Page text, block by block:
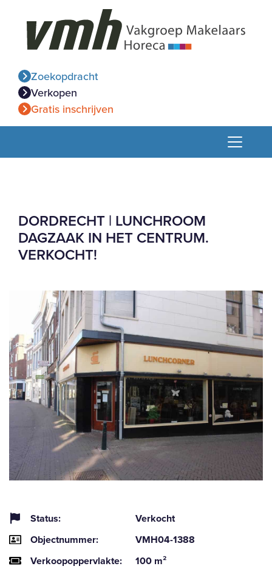
Zoekopdracht
Verkopen
Gratis inschrijven
DORDRECHT | LUNCHROOM
DAGZAAK IN HET CENTRUM.
VERKOCHT!
Status:
Verkocht
Objectnummer:
VMH04-1388
Verkoopoppervlakte:
100 m²